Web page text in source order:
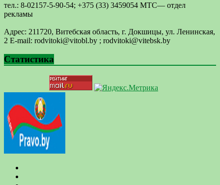
тел.: 8-02157-5-90-54; +375 (33) 3459054 МТС— отдел
рекламы
Адрес: 211720, Витебская область, г. Докшицы, ул. Ленинская,
2 E-mail: ​rodvitoki@​​vitobl​.by ; rodvitoki@vitebsk.by
Статистика